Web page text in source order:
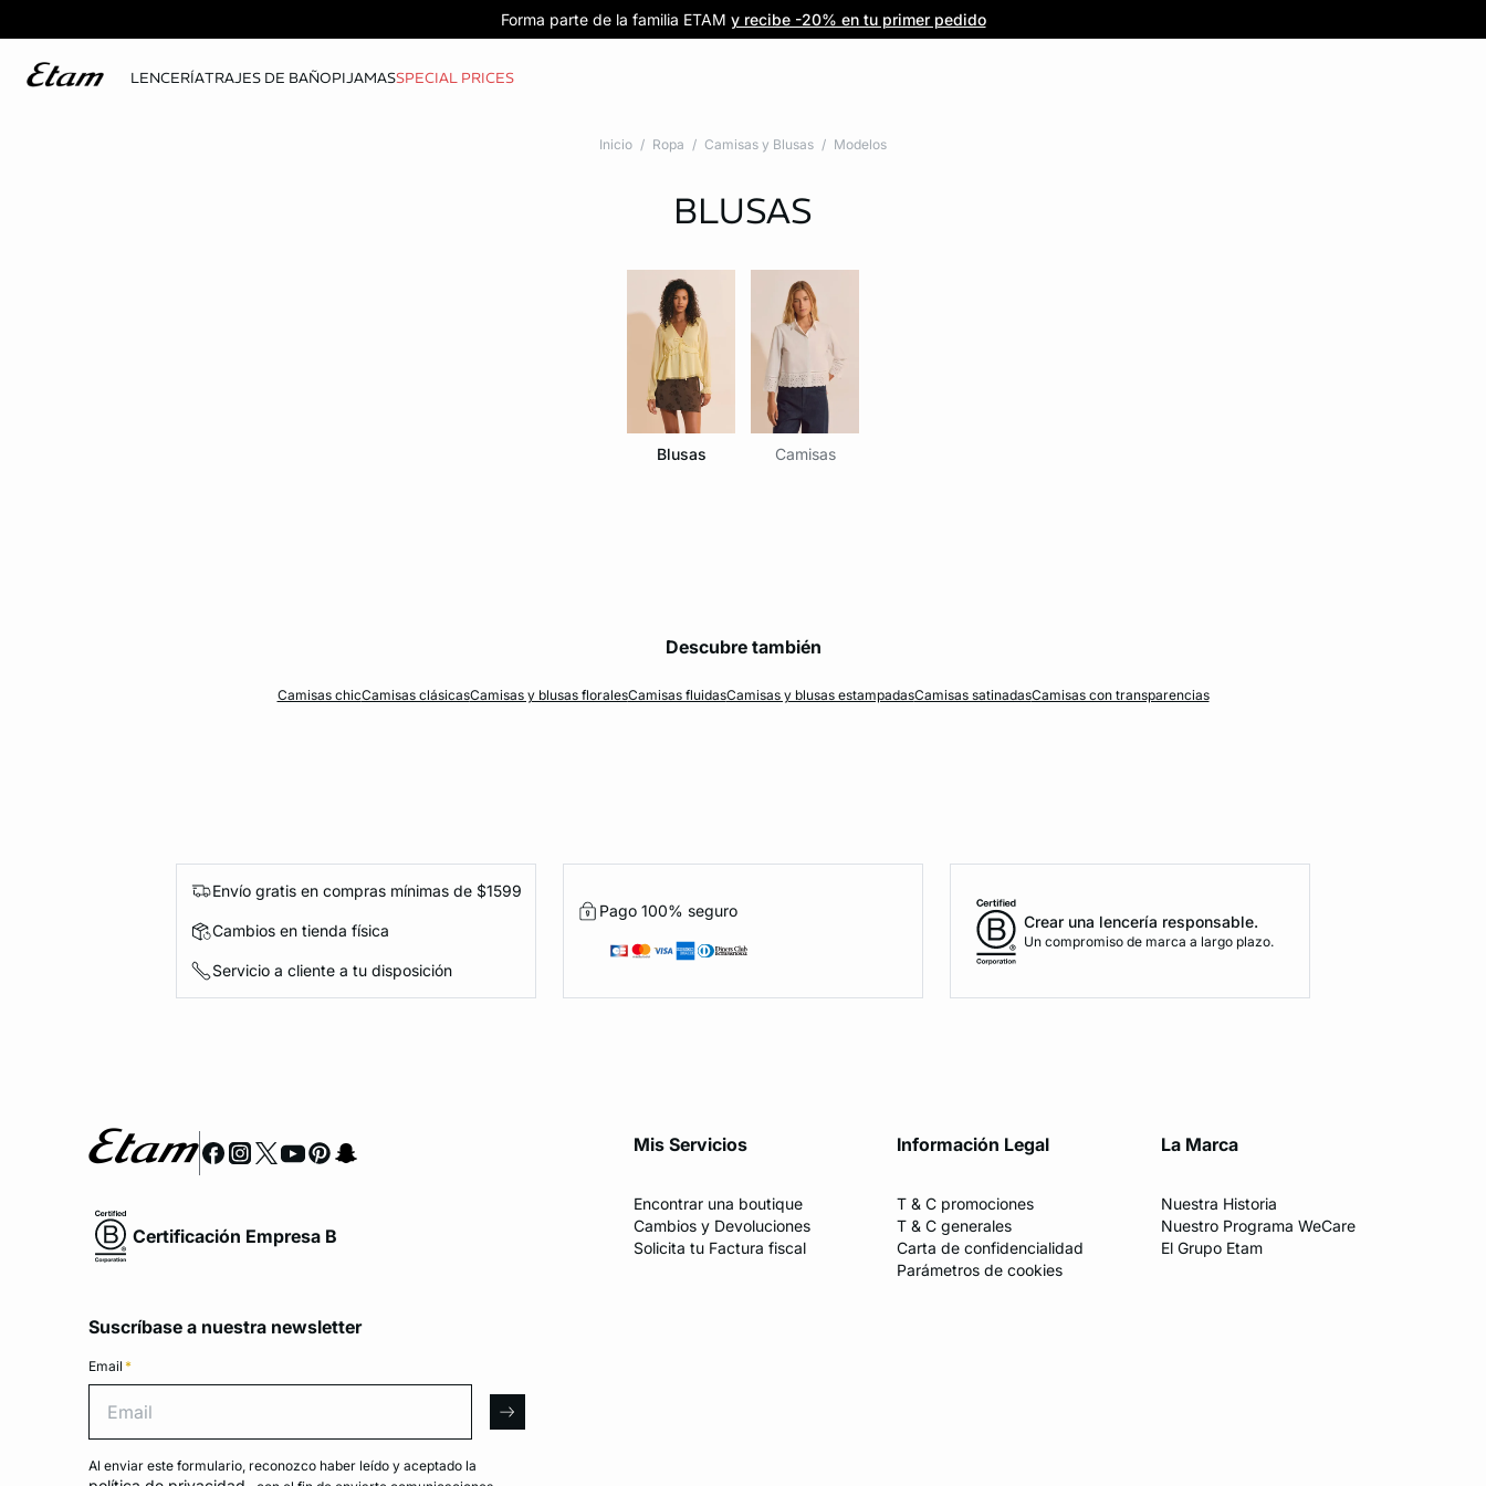
-20% en tu primera ordenal iniciar sesión
Beneficio exclusivo para clientes nuevos Únete a ETAM
Forma parte de la familia ETAM y recibe -20% en tu primer pedido
Envío gratisen compras de $1599
LENCERÍATRAJES DE BAÑOPIJAMASSPECIAL PRICES
Inicio Ropa Camisas y Blusas Modelos
BLUSAS
Blusas Camisas
Descubre también
Camisas chicCamisas clásicasCamisas y blusas floralesCamisas fluidasCamisas y blusas estampadasCamisas satinadasCamisas con transparencias
Envío gratis en compras mínimas de $1599
Cambios en tienda física
Servicio a cliente a tu disposición
Pago 100% seguro
Crear una lencería responsable.
Un compromiso de marca a largo plazo.
Certificación Empresa B
Suscríbase a nuestra newsletter
Email *
arrow
Al enviar este formulario, reconozco haber leído y aceptado la
Mis Servicios
Encontrar una boutique
Cambios y Devoluciones
Solicita tu Factura fiscal
Información Legal
T & C promociones
T & C generales
Carta de confidencialidad
Parámetros de cookies
La Marca
Nuestra Historia
Nuestro Programa WeCare
El Grupo Etam